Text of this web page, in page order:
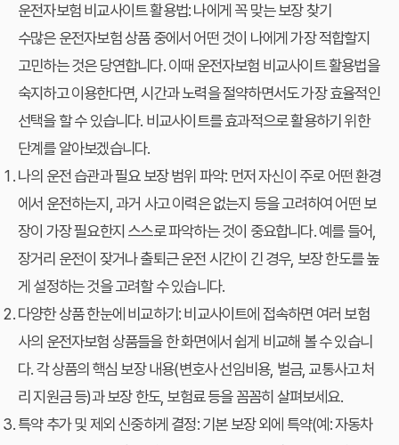
운전자보험 비교사이트 활용법: 나에게 꼭 맞는 보장 찾기
수많은 운전자보험 상품 중에서 어떤 것이 나에게 가장 적합할지
고민하는 것은 당연합니다. 이때 운전자보험 비교사이트 활용법을
숙지하고 이용한다면, 시간과 노력을 절약하면서도 가장 효율적인
선택을 할 수 있습니다. 비교사이트를 효과적으로 활용하기 위한
단계를 알아보겠습니다.
나의 운전 습관과 필요 보장 범위 파악: 먼저 자신이 주로 어떤 환경
에서 운전하는지, 과거 사고 이력은 없는지 등을 고려하여 어떤 보
장이 가장 필요한지 스스로 파악하는 것이 중요합니다. 예를 들어,
장거리 운전이 잦거나 출퇴근 운전 시간이 긴 경우, 보장 한도를 높
게 설정하는 것을 고려할 수 있습니다.
다양한 상품 한눈에 비교하기:비교사이트에 접속하면 여러 보험
사의 운전자보험 상품들을 한 화면에서 쉽게 비교해 볼 수 있습니
다. 각 상품의 핵심 보장 내용(변호사 선임비용, 벌금, 교통사고 처
리 지원금 등)과 보장 한도, 보험료 등을 꼼꼼히 살펴보세요.
특약 추가 및 제외 신중하게 결정:기본 보장 외에 특약(예: 자동차